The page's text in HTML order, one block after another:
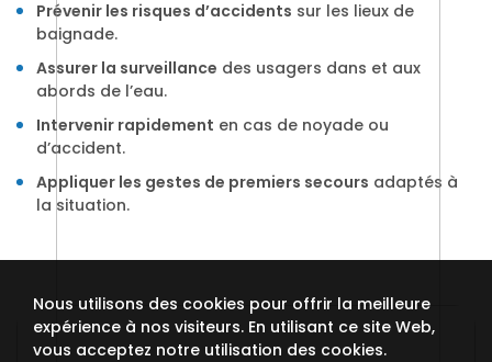
Prévenir les risques d’accidents sur les lieux de
baignade.
Assurer la surveillance des usagers dans et aux
abords de l’eau.
Intervenir rapidement en cas de noyade ou
d’accident.
Appliquer les gestes de premiers secours adaptés à
la situation.
Nous utilisons des cookies pour offrir la meilleure
expérience à nos visiteurs. En utilisant ce site Web,
vous acceptez notre utilisation des cookies.